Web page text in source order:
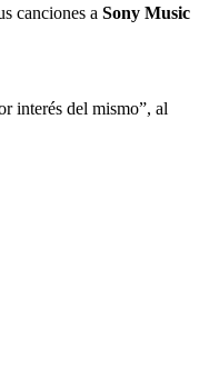
canciones a Sony Music
interés del mismo”, al